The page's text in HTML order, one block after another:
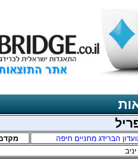
הברידג מחניים חיפה